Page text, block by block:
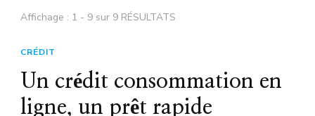
Affichage : 1 - 9 sur 9 RÉSULTATS
CRÉDIT
Un crédit consommation en
ligne, un prêt rapide